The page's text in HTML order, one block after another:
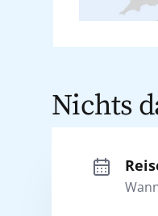
Nichts